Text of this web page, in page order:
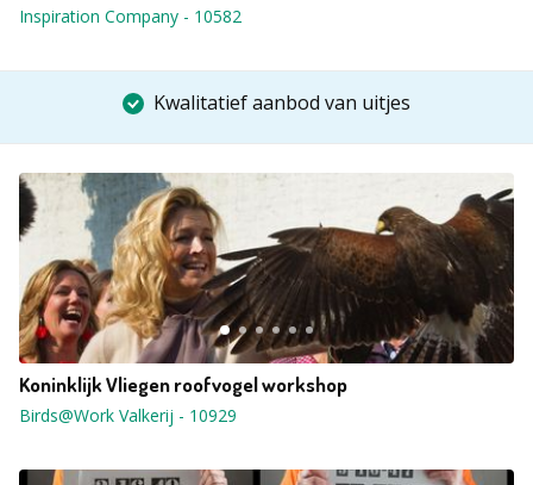
Inspiration Company - 10582
Kwalitatief aanbod van uitjes
Koninklijk Vliegen roofvogel workshop
Birds@Work Valkerij - 10929